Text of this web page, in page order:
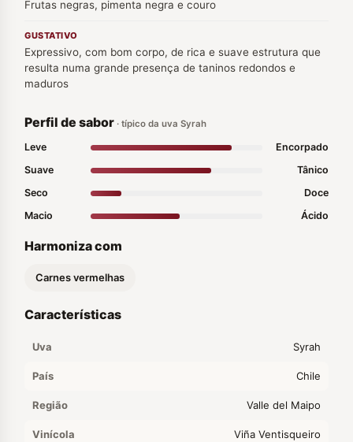
Frutas negras, pimenta negra e couro
GUSTATIVO
Expressivo, com bom corpo, de rica e suave estrutura que
resulta numa grande presença de taninos redondos e
maduros
Perfil de sabor · típico da uva Syrah
Leve
Encorpado
Suave
Tânico
Seco
Doce
Macio
Ácido
Harmoniza com
Carnes vermelhas
Características
Uva Syrah
País Chile
Região Valle del Maipo
Vinícola Viña Ventisqueiro